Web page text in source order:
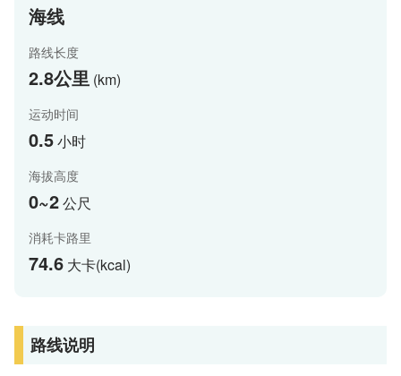
海线
路线长度
2.8公里 (km)
运动时间
0.5小时
海拔高度
0~2公尺
消耗卡路里
74.6 大卡(kcal)
路线说明